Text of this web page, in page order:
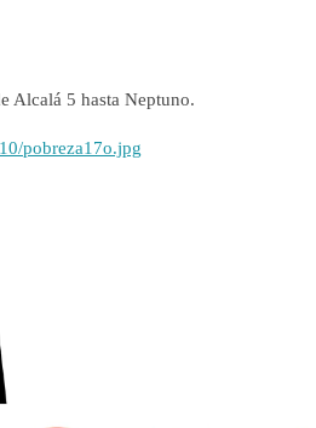
Alcalá 5 hasta Neptuno.
pobreza17o.jpg